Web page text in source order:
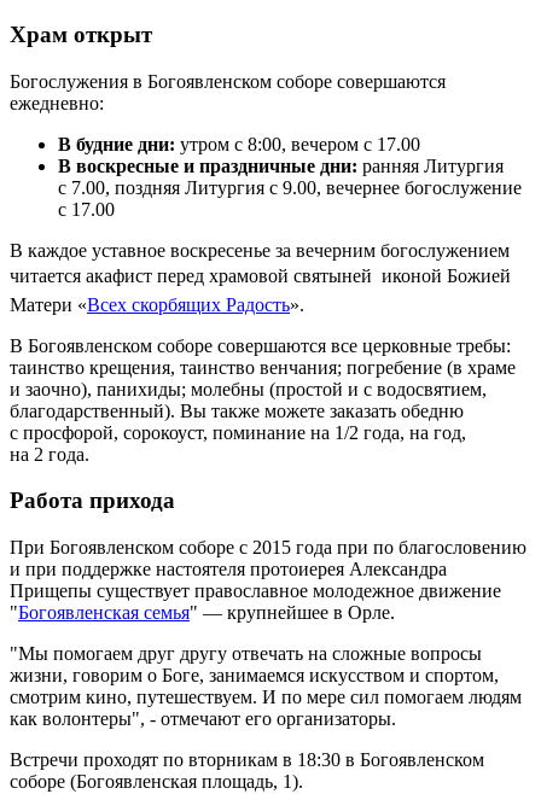
Храм открыт
Богослужения в Богоявленском соборе совершаются
ежедневно:
В будние дни: утром с 8:00, вечером с 17.00
В воскресные и праздничные дни: ранняя Литургия
с 7.00, поздняя Литургия с 9.00, вечернее богослужение
с 17.00
В каждое уставное воскресенье за вечерним богослужением
читается акафист перед храмовой святыней  иконой Божией
Матери «Всех скорбящих Радость».
В Богоявленском соборе совершаются все церковные требы:
таинство крещения, таинство венчания; погребение (в храме
и заочно), панихиды; молебны (простой и с водосвятием,
благодарственный). Вы также можете заказать обедню
с просфорой, сорокоуст, поминание на 1/2 года, на год,
на 2 года.
Работа прихода
При Богоявленском соборе с 2015 года при по благословению
и при поддержке настоятеля протоиерея Александра
Прищепы существует православное молодежное движение
"Богоявленская семья" — крупнейшее в Орле.
"Мы помогаем друг другу отвечать на сложные вопросы
жизни, говорим о Боге, занимаемся искусством и спортом,
смотрим кино, путешествуем. И по мере сил помогаем людям
как волонтеры", - отмечают его организаторы.
Встречи проходят по вторникам в 18:30 в Богоявленском
соборе (Богоявленская площадь, 1).